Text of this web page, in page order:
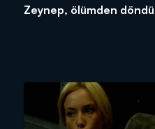
Zeynep, ölümden döndü